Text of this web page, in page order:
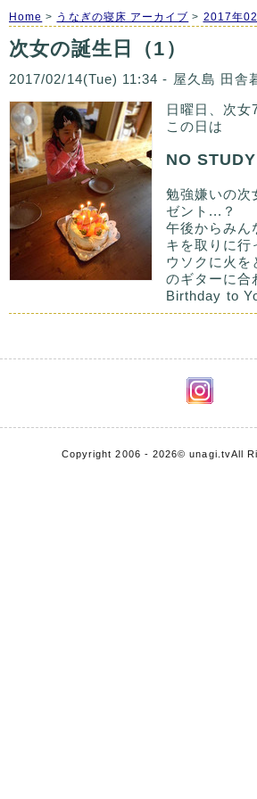
Home > うなぎの寝床 アーカイブ > 2017年02
次女の誕生日（1）
2017/02/14(Tue) 11:34 - 屋久島 田舎
日曜日、次女
この日は
NO
勉強嫌いの次
ゼント...？
午後からみん
キを取りに行
ウソクに火を
のギターに
Birthday to
Copyright 2006 - 2026© unagi.tvAll